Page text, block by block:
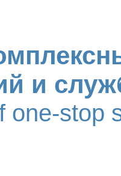
и
one-stop